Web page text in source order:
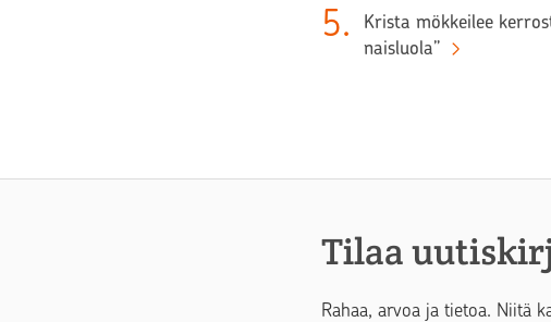
5.
Krista mökkeilee
naisluola”
Tilaa
Rahaa, arvoa ja tietoa. Niitä